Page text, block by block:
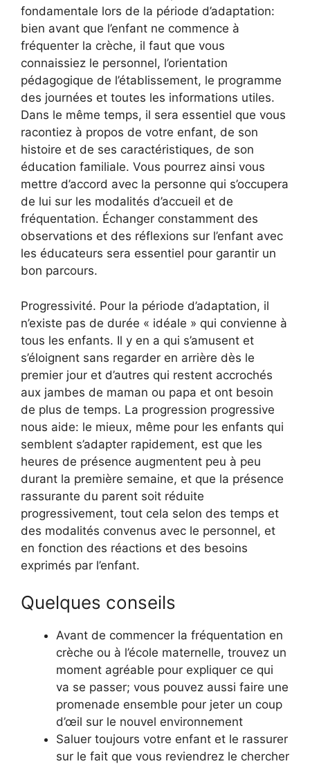
fondamentale lors de la période d’adaptation:
bien avant que l’enfant ne commence à
fréquenter la crèche, il faut que vous
connaissiez le personnel, l’orientation
pédagogique de l’établissement, le programme
des journées et toutes les informations utiles.
Dans le même temps, il sera essentiel que vous
racontiez à propos de votre enfant, de son
histoire et de ses caractéristiques, de son
éducation familiale. Vous pourrez ainsi vous
mettre d’accord avec la personne qui s’occupera
de lui sur les modalités d’accueil et de
fréquentation. Échanger constamment des
observations et des réflexions sur l’enfant avec
les éducateurs sera essentiel pour garantir un
bon parcours.
Progressivité. Pour la période d’adaptation, il
n’existe pas de durée « idéale » qui convienne à
tous les enfants. Il y en a qui s’amusent et
s’éloignent sans regarder en arrière dès le
premier jour et d’autres qui restent accrochés
aux jambes de maman ou papa et ont besoin
de plus de temps. La progression progressive
nous aide: le mieux, même pour les enfants qui
semblent s’adapter rapidement, est que les
heures de présence augmentent peu à peu
durant la première semaine, et que la présence
rassurante du parent soit réduite
progressivement, tout cela selon des temps et
des modalités convenus avec le personnel, et
en fonction des réactions et des besoins
exprimés par l’enfant.
Quelques conseils
Avant de commencer la fréquentation en
crèche ou à l’école maternelle, trouvez un
moment agréable pour expliquer ce qui
va se passer; vous pouvez aussi faire une
promenade ensemble pour jeter un coup
d’œil sur le nouvel environnement
Saluer toujours votre enfant et le rassurer
sur le fait que vous reviendrez le chercher